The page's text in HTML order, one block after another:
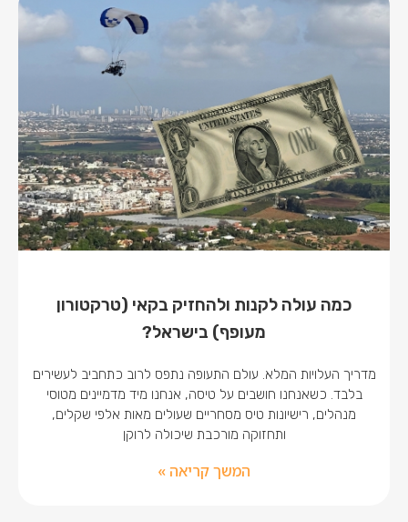
כמה עולה לקנות ולהחזיק בקאי (טרקטורון
מעופף) בישראל?
מדריך העלויות המלא. עולם התעופה נתפס לרוב כתחביב לעשירים
בלבד. כשאנחנו חושבים על טיסה, אנחנו מיד מדמיינים מטוסי
מנהלים, רישיונות טיס מסחריים שעולים מאות אלפי שקלים,
ותחזוקה מורכבת שיכולה לרוקן
המשך קריאה »